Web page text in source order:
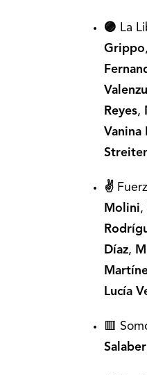
🟣 La
Grippo,
Reyes,
Vanina
✌️
Molini,
Díaz,
Lucía
🟥